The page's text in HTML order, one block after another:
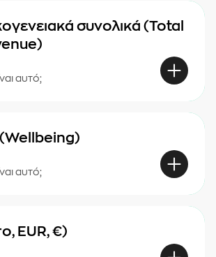
συνολικά (Total
αυτό;
(Wellbeing)
αυτό;
EUR, €)